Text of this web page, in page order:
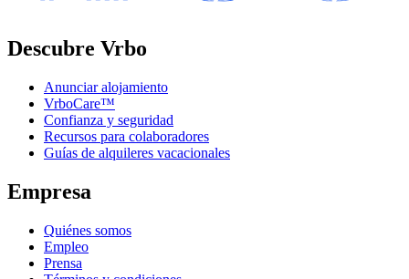
Descubre Vrbo
Anunciar alojamiento
VrboCare™
Confianza y seguridad
Recursos para colaboradores
Guías de alquileres vacacionales
Empresa
Quiénes somos
Empleo
Prensa